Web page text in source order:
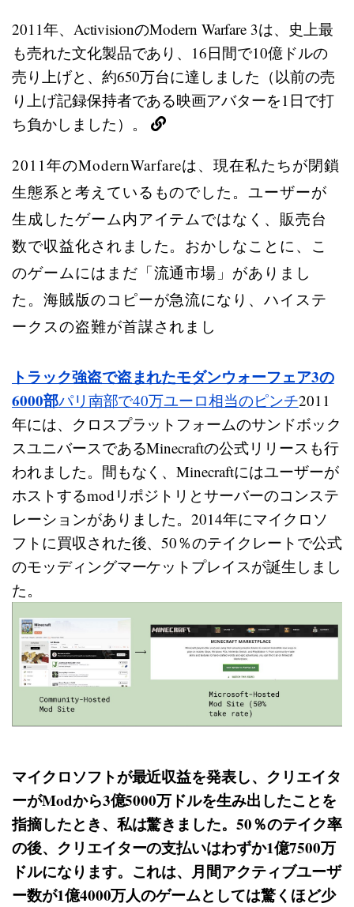
2011年、ActivisionのModern Warfare 3は、史上最
も売れた文化製品であり、16日間で10億ドルの
売り上げと、約650万台に達しました（以前の売
り上げ記録保持者である映画アバターを1日で打
ち負かしました）。
2011年のModernWarfareは、現在私たちが閉鎖
生態系と考えているものでした。ユーザーが
生成したゲーム内アイテムではなく、販売台
数で収益化されました。おかしなことに、こ
のゲームにはまだ「流通市場」がありまし
た。海賊版のコピーが急流になり、ハイステ
ークスの盗難が首謀されまし
トラック強盗で盗まれたモダンウォーフェア3の
6000部パリ南部で40万ユーロ相当のピンチ2011
年には、クロスプラットフォームのサンドボック
スユニバースであるMinecraftの公式リリースも行
われました。間もなく、Minecraftにはユーザーが
ホストするmodリポジトリとサーバーのコンステ
レーションがありました。2014年にマイクロソ
フトに買収された後、50％のテイクレートで公式
のモッディングマーケットプレイスが誕生しまし
た。
マイクロソフトが最近収益を発表し、クリエイタ
ーがModから3億5000万ドルを生み出したことを
指摘したとき、私は驚きました。50％のテイク率
の後、クリエイターの支払いはわずか1億7500万
ドルになります。これは、月間アクティブユーザ
ー数が1億4000万人のゲームとしては驚くほど少